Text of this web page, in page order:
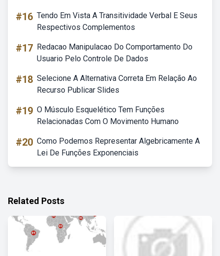
#16 Tendo Em Vista A Transitividade Verbal E Seus
Respectivos Complementos
#17 Redacao Manipulacao Do Comportamento Do
Usuario Pelo Controle De Dados
#18 Selecione A Alternativa Correta Em Relação Ao
Recurso Publicar Slides
#19 O Músculo Esquelético Tem Funções
Relacionadas Com O Movimento Humano
#20 Como Podemos Representar Algebricamente A
Lei De Funções Exponenciais
Related Posts